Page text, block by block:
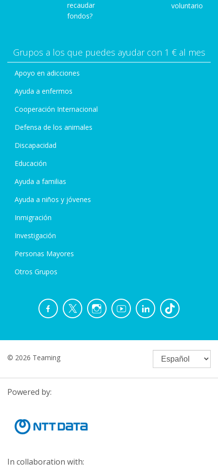
recaudar
fondos?
voluntario
Grupos a los que puedes ayudar con 1 € al mes
Apoyo en adicciones
Ayuda a enfermos
Cooperación Internacional
Defensa de los animales
Discapacidad
Educación
Ayuda a familias
Ayuda a niños y jóvenes
Inmigración
Investigación
Personas Mayores
Otros Grupos
© 2026 Teaming
Powered by:
In collaboration with: